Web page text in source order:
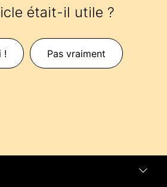
était-il utile ?
! Pas vraiment